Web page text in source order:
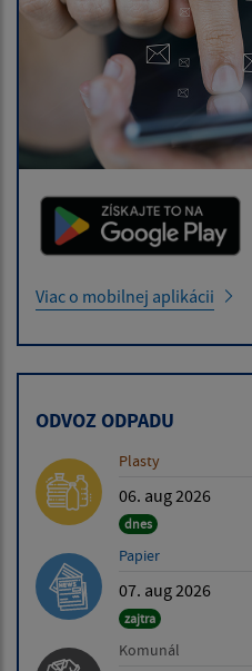
Viac o mobilnej aplikácii
ODVOZ ODPADU
Plasty
06. aug 2026
dnes
Papier
07. aug 2026
zajtra
Komunál